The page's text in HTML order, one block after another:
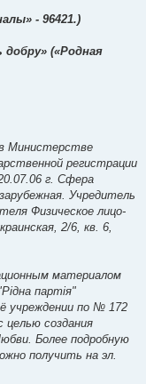
- 96421.)
(«Родная
в Министерстве
регистрации
г. Сфера
Учредитель
Физическое лицо-
2/6, кв. 6,
материалом
партія"
учреждении по № 172
целью создания
Более подробную
получить на эл.